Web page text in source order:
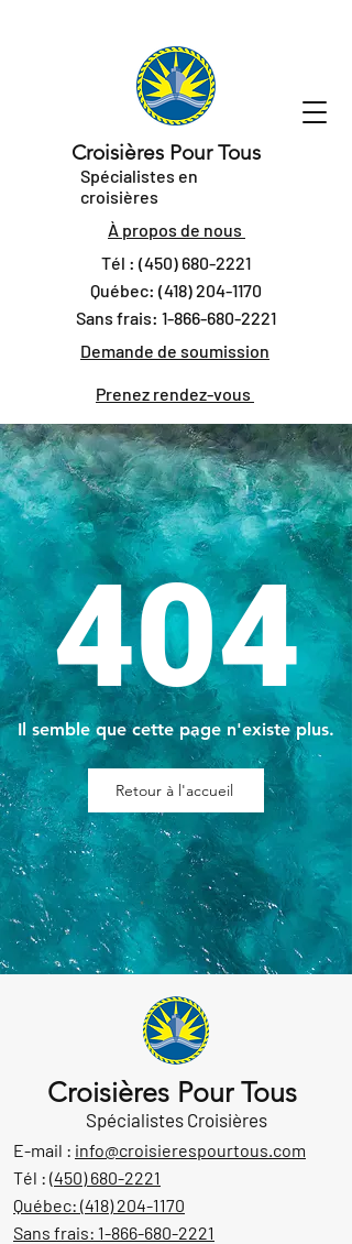
Croisières Pour Tous
Spécialistes en
croisières
À propos de nous
Tél : (450) 680-2221
Québec: (418) 204-1170
Sans frais: 1-866-680-2221
Demande de soumission
Prenez rendez-vous
404
Il semble que cette page n'existe plus.
Retour à l'accueil
Croisières Pour Tous
Spécialistes Croisières
E-mail : info@croisierespourtous.com
Tél : (450) 680-2221
Québec: (418) 204-1170
Sans frais: 1-866-680-2221